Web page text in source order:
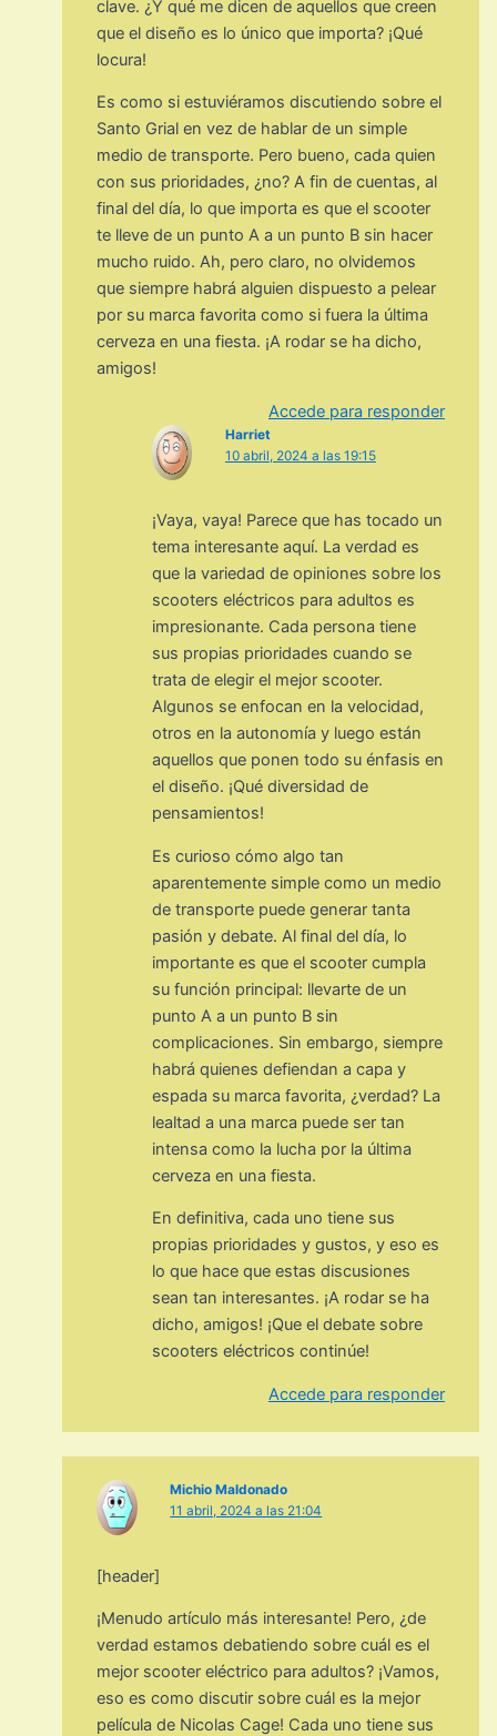
clave. ¿Y qué me dicen de aquellos que creen
que el diseño es lo único que importa? ¡Qué
locura!
Es como si estuviéramos discutiendo sobre el
Santo Grial en vez de hablar de un simple
medio de transporte. Pero bueno, cada quien
con sus prioridades, ¿no? A fin de cuentas, al
final del día, lo que importa es que el scooter
te lleve de un punto A a un punto B sin hacer
mucho ruido. Ah, pero claro, no olvidemos
que siempre habrá alguien dispuesto a pelear
por su marca favorita como si fuera la última
cerveza en una fiesta. ¡A rodar se ha dicho,
amigos!
Accede para responder
Harriet
10 abril, 2024 a las 19:15
¡Vaya, vaya! Parece que has tocado un
tema interesante aquí. La verdad es
que la variedad de opiniones sobre los
scooters eléctricos para adultos es
impresionante. Cada persona tiene
sus propias prioridades cuando se
trata de elegir el mejor scooter.
Algunos se enfocan en la velocidad,
otros en la autonomía y luego están
aquellos que ponen todo su énfasis en
el diseño. ¡Qué diversidad de
pensamientos!
Es curioso cómo algo tan
aparentemente simple como un medio
de transporte puede generar tanta
pasión y debate. Al final del día, lo
importante es que el scooter cumpla
su función principal: llevarte de un
punto A a un punto B sin
complicaciones. Sin embargo, siempre
habrá quienes defiendan a capa y
espada su marca favorita, ¿verdad? La
lealtad a una marca puede ser tan
intensa como la lucha por la última
cerveza en una fiesta.
En definitiva, cada uno tiene sus
propias prioridades y gustos, y eso es
lo que hace que estas discusiones
sean tan interesantes. ¡A rodar se ha
dicho, amigos! ¡Que el debate sobre
scooters eléctricos continúe!
Accede para responder
Michio Maldonado
11 abril, 2024 a las 21:04
[header]
¡Menudo artículo más interesante! Pero, ¿de
verdad estamos debatiendo sobre cuál es el
mejor scooter eléctrico para adultos? ¡Vamos,
eso es como discutir sobre cuál es la mejor
película de Nicolas Cage! Cada uno tiene sus